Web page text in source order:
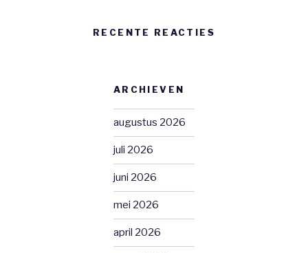
RECENTE REACTIES
ARCHIEVEN
augustus 2026
juli 2026
juni 2026
mei 2026
april 2026